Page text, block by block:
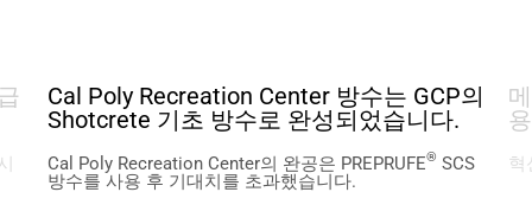
Cal Poly Recreation Center 방수는 GCP의
Shotcrete 기초 방수로 완성되었습니다.
Cal Poly Recreation Center의 완공은 PREPRUFE® SCS
방수를 사용 후 기대치를 초과했습니다.
혁